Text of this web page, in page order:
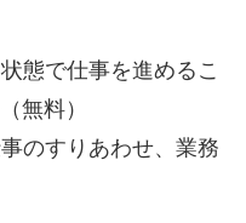
態で仕事を進めるこ
無料）
のすりあわせ、業務